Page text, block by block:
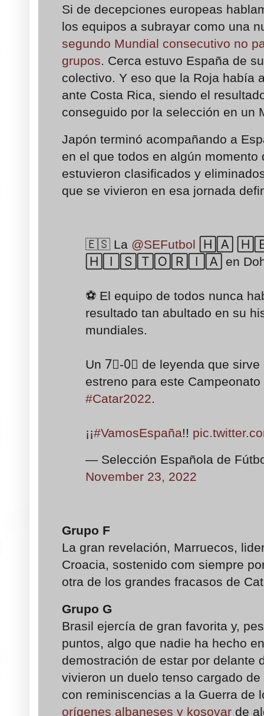
Si de decepciones europeas
los equipos a subrayar como una
segundo Mundial consecutivo no
grupos. Cerca estuvo España de
colectivo. Y eso que la Roja había
ante Costa Rica, siendo el
conseguido por la selección en
Japón terminó acompañando a
en el que todos en algún momento
estuvieron clasificados y
que se vivieron en esa jornada
🇪🇸 La @SEFutbol 🄷🄰
🄷🄸🅂🅃🄾🅁🄸🄰 en
⚽️ El equipo de todos nunca
resultado tan abultado en su
mundiales.
Un 7⃣-0⃣ de leyenda que
estreno para este
#Catar2022.
¡¡#VamosEspaña!!
— Selección Española de
November 23, 2022
Grupo F
La gran revelación, Marruecos,
Croacia, sostenido com siempre
otra de los grandes fracasos de
Grupo G
Brasil ejercía de gran favorita y,
puntos, algo que nadie ha hecho
demostración de estar por delante
vivieron un duelo tenso cargado
con reminiscencias a la Guerra de
orígenes albaneses y kosovar de